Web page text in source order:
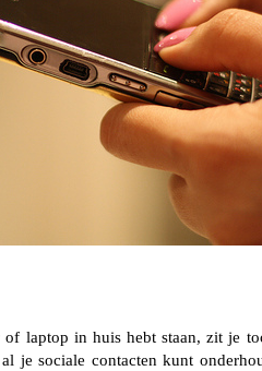
laptop in huis hebt staan, zit je
je sociale contacten kunt